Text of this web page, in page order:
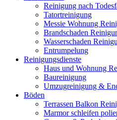
Reinigung nach
Tatortreinigung
Messie Wohnung
Brandschaden
Wasserschaden
Entrumpelung
Reinigungsdienste
Haus und Wohnung
Baureinigung
Umzugreinigung &
Böden
Terrassen Balkon
Marmor schleifen